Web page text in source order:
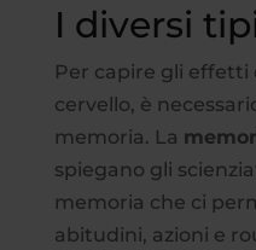
I diversi
Per capire gli effetti
cervello, è
memoria. La
spiegano gli
memoria che ci
abitudini, azioni e